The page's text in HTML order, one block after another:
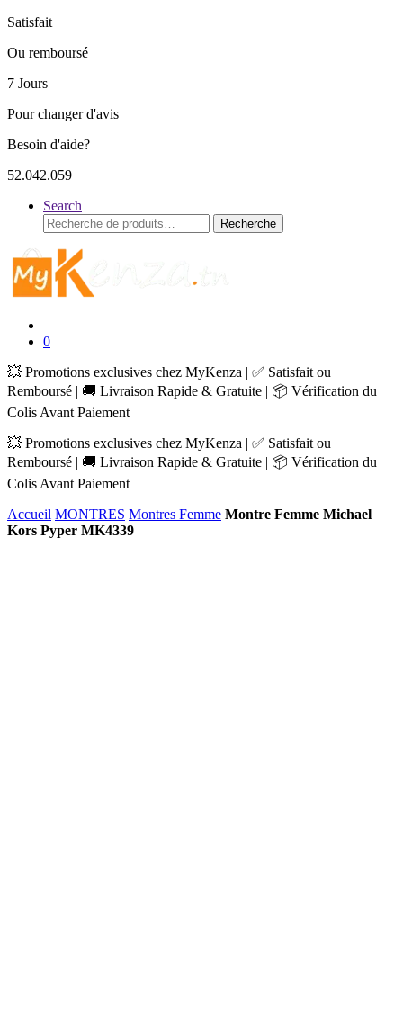
Satisfait
Ou remboursé
7 Jours
Pour changer d'avis
Besoin d'aide?
52.042.059
Search
Recherche
pour :
Recherche
0
💥 Promotions exclusives chez MyKenza | ✅ Satisfait ou
Remboursé | 🚚 Livraison Rapide & Gratuite | 📦 Vérification du
Colis Avant Paiement
💥 Promotions exclusives chez MyKenza | ✅ Satisfait ou
Remboursé | 🚚 Livraison Rapide & Gratuite | 📦 Vérification du
Colis Avant Paiement
Accueil MONTRES Montres Femme Montre Femme Michael
Kors Pyper MK4339